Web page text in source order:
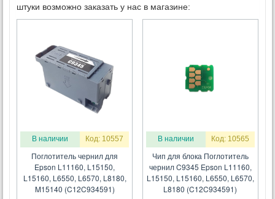
штуки возможно заказать у нас в магазине:
В наличии Код: 10557
Поглотитель чернил для
Epson L11160, L15150,
L15160, L6550, L6570, L8180,
M15140 (C12C934591)
В наличии Код: 10565
Чип для блока Поглотитель
чернил C9345 Epson L11160,
L15150, L15160, L6550, L6570,
L8180 (C12C934591)